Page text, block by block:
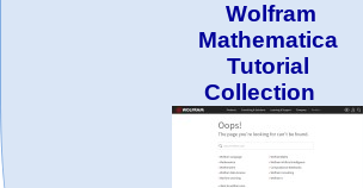
Wolfram
Mathematica
Tutorial
Collection